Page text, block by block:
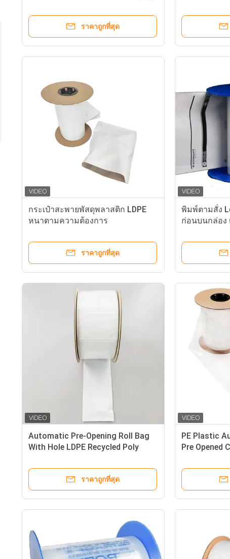
ราคาถูกที่สุด
กระเป๋าสะพายพัสดุพลาสติก LDPE
หนาตามความต้องการ
ราคาถูกที่สุด
พิมพ์ตามสั่ง
ก่อนบนกล่อง
Automatic Pre-Opening Roll Bag
With Hole LDPE Recycled Poly
ราคาถูกที่สุด
PE Plastic
Pre Opened